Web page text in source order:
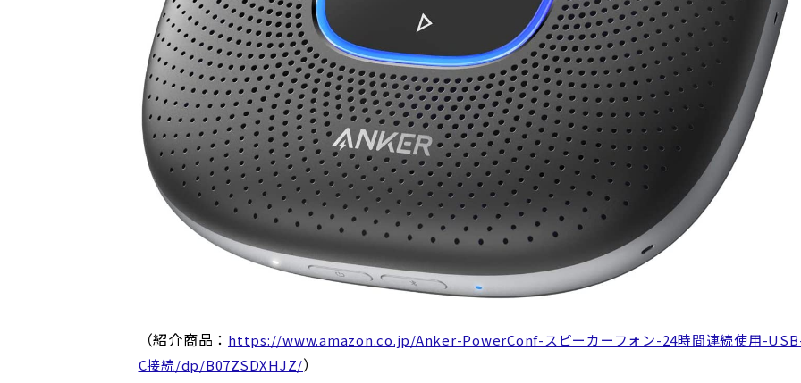
（紹介商品： https://www.amazon.co.jp/Anker-PowerConf-スピーカーフォン-24時間連続使用-
C接続/dp/B07ZSDXHJZ/）